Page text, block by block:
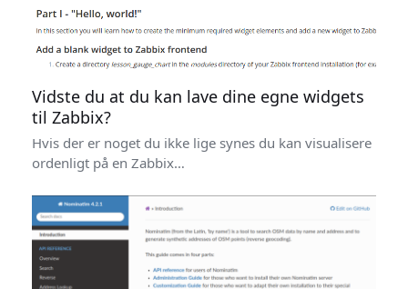
Vidste du at du kan lave dine egne widgets
til Zabbix?
Hvis der er noget du ikke lige synes du kan visualisere
ordenligt på en Zabbix…